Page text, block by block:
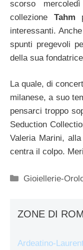
scorso
collezione Tahm
interessanti.
spunti pregevoli
della sua
La quale, di
milanese, a suo
pensarci troppo
Seduction
Valeria Marini,
centra il colpo.
Categorie
Gioiellerie-
ZONE DI
Ardeatino-